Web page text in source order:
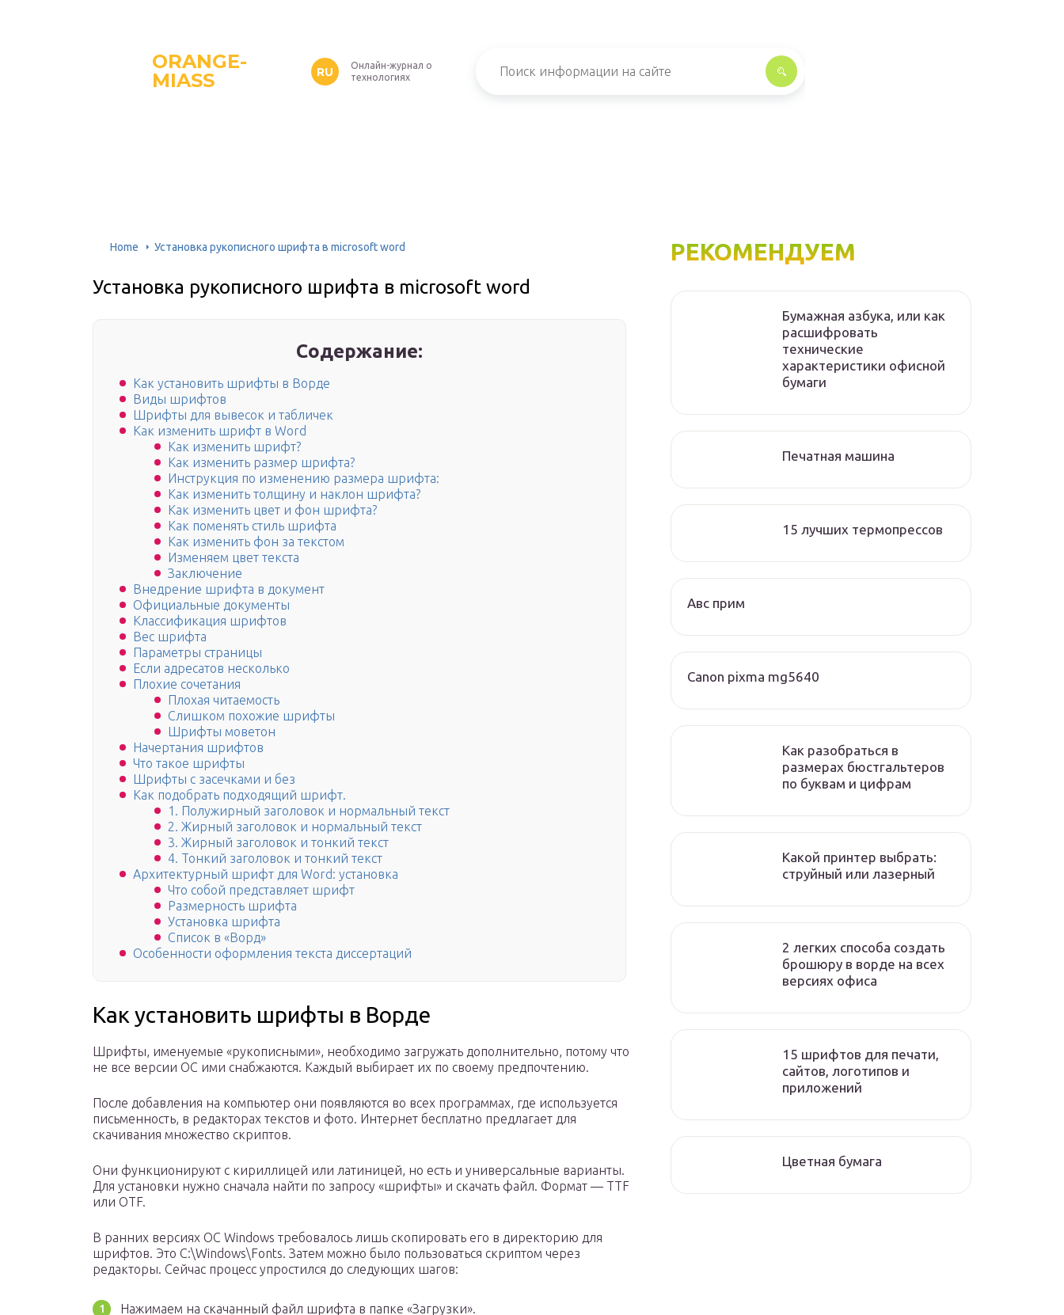
ORANGE-
MIASS
RU
Онлайн-журнал о
технологиях
Home Установка рукописного шрифта в microsoft word
Установка рукописного шрифта в microsoft word
Содержание:
Как установить шрифты в Ворде
Виды шрифтов
Шрифты для вывесок и табличек
Как изменить шрифт в Word
Как изменить шрифт?
Как изменить размер шрифта?
Инструкция по изменению размера шрифта:
Как изменить толщину и наклон шрифта?
Как изменить цвет и фон шрифта?
Как поменять стиль шрифта
Как изменить фон за текстом
Изменяем цвет текста
Заключение
Внедрение шрифта в документ
Официальные документы
Классификация шрифтов
Вес шрифта
Параметры страницы
Если адресатов несколько
Плохие сочетания
Плохая читаемость
Слишком похожие шрифты
Шрифты моветон
Начертания шрифтов
Что такое шрифты
Шрифты с засечками и без
Как подобрать подходящий шрифт.
1. Полужирный заголовок и нормальный текст
2. Жирный заголовок и нормальный текст
3. Жирный заголовок и тонкий текст
4. Тонкий заголовок и тонкий текст
Архитектурный шрифт для Word: установка
Что собой представляет шрифт
Размерность шрифта
Установка шрифта
Список в «Ворд»
Особенности оформления текста диссертаций
Как установить шрифты в Ворде
Шрифты, именуемые «рукописными», необходимо загружать дополнительно, потому что
не все версии ОС ими снабжаются. Каждый выбирает их по своему предпочтению.
После добавления на компьютер они появляются во всех программах, где используется
письменность, в редакторах текстов и фото. Интернет бесплатно предлагает для
скачивания множество скриптов.
Они функционируют с кириллицей или латиницей, но есть и универсальные варианты.
Для установки нужно сначала найти по запросу «шрифты» и скачать файл. Формат — TTF
или OTF.
В ранних версиях ОС Windows требовалось лишь скопировать его в директорию для
шрифтов. Это C:\Windows\Fonts. Затем можно было пользоваться скриптом через
редакторы. Сейчас процесс упростился до следующих шагов:
Нажимаем на скачанный файл шрифта в папке «Загрузки».
РЕКОМЕНДУЕМ
Бумажная азбука, или как
расшифровать
технические
характеристики офисной
бумаги
Печатная машина
15 лучших термопрессов
Авс прим
Canon pixma mg5640
Как разобраться в
размерах бюстгальтеров
по буквам и цифрам
Какой принтер выбрать:
струйный или лазерный
2 легких способа создать
брошюру в ворде на всех
версиях офиса
15 шрифтов для печати,
сайтов, логотипов и
приложений
Цветная бумага